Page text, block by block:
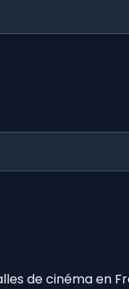
de cinéma en